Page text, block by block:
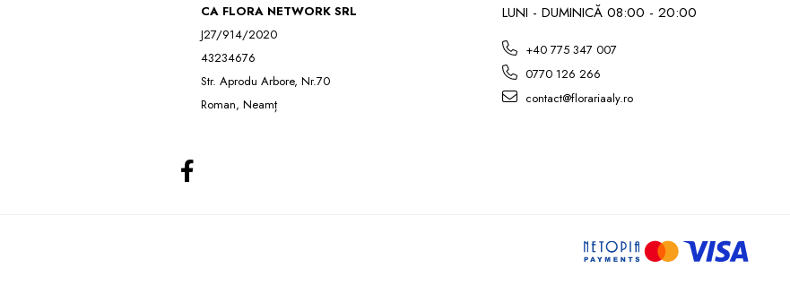
CA FLORA NETWORK SRL
J27/914/2020
43234676
Str. Aprodu Arbore, Nr.70
Roman, Neamț
LUNI - DUMINICĂ 08:00 - 20:00
+40 775 347 007
0770 126 266
contact@florariaaly.ro